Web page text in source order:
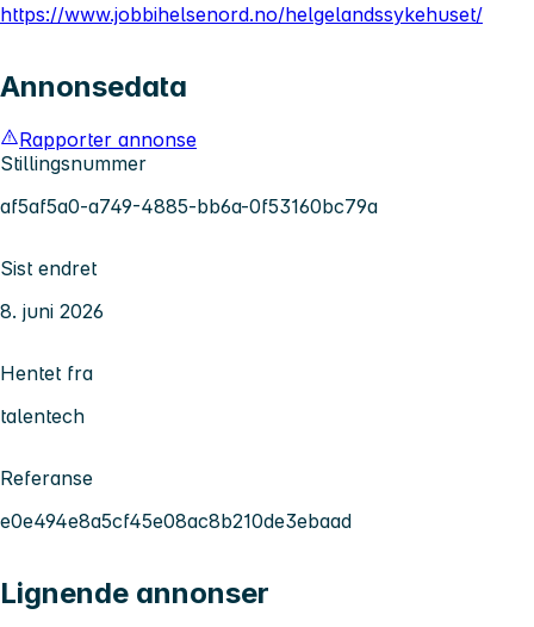
https://www.jobbihelsenord.no/helgelandssykehuset/
Annonsedata
Rapporter annonse
Stillingsnummer
af5af5a0-a749-4885-bb6a-0f53160bc79a
Sist endret
8. juni 2026
Hentet fra
talentech
Referanse
e0e494e8a5cf45e08ac8b210de3ebaad
Lignende annonser